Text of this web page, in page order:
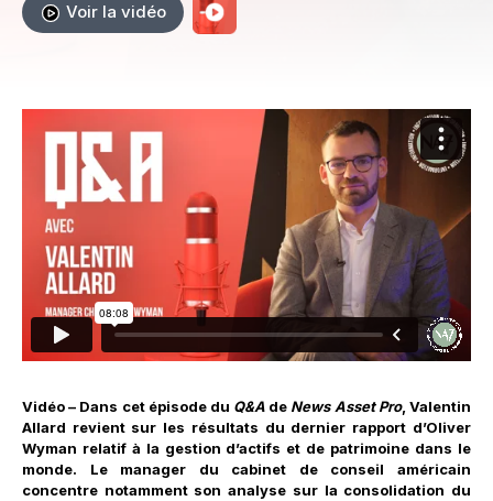
Voir la vidéo
Vidéo – Dans cet épisode du Q&A de News Asset Pro, Valentin
Allard revient sur les résultats du dernier rapport d’Oliver
Wyman relatif à la gestion d’actifs et de patrimoine dans le
monde. Le manager du cabinet de conseil américain
concentre notamment son analyse sur la consolidation du